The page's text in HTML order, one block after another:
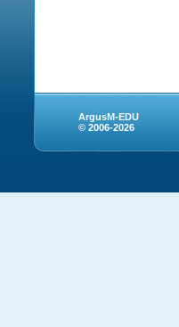
ArgusM-EDU
© 2006-2026